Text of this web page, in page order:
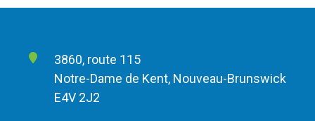
3860, route 115
Notre-Dame de Kent, Nouveau-Brunswick
E4V 2J2